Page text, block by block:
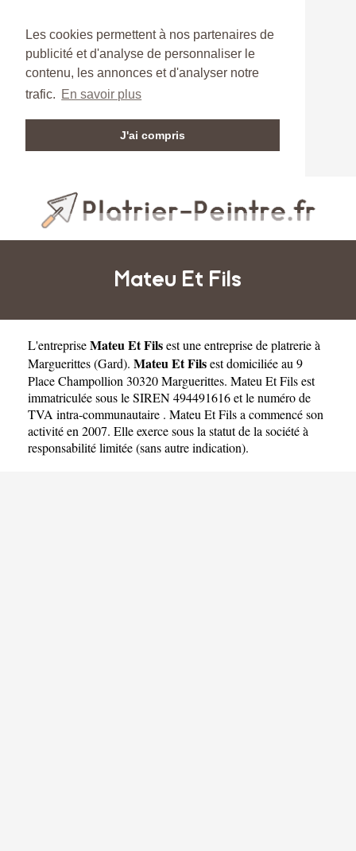
Les cookies permettent à nos partenaires de
publicité et d'analyse de personnaliser le
contenu, les annonces et d'analyser notre
trafic. En savoir plus
J'ai compris
Mateu Et Fils
L'entrepriseMateu Et Filsest uneentreprise de platrerie à
Marguerittes(Gard). Mateu Et Filsest domiciliée au 9
Place Champollion 30320 Marguerittes. Mateu Et Fils est
immatriculée sous le SIREN 494491616 et le numéro de
TVA intra-communautaire . Mateu Et Fils a commencé son
activité en 2007. Elle exerce sous la statut de la société à
responsabilité limitée (sans autre indication).